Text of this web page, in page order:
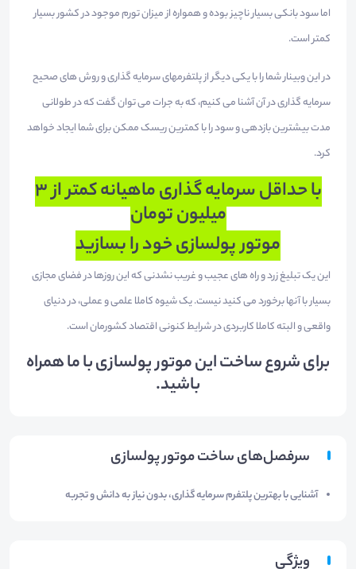
اما سود بانکی بسیار ناچیز بوده و همواره از میزان تورم موجود در کشور بسیار
کمتر است.
در این وبینار شما را با یکی دیگر از پلتفرمهای سرمایه گذاری و روش های صحیح
سرمایه گذاری در آن آشنا می کنیم، که به جرات می توان گفت که در طولانی
مدت بیشترین بازدهی و سود را با کمترین ریسک ممکن برای شما ایجاد خواهد
کرد.
با حداقل سرمایه گذاری ماهیانه کمتر از 3
میلیون تومان
موتور پولسازی خود را بسازید
این یک تبلیغ زرد و راه های عجیب و غریب نشدنی که این روزها در فضای مجازی
بسیار با آنها برخورد می کنید نیست. یک شیوه کاملا علمی و عملی، در دنیای
واقعی و البته کاملا کاربردی در شرایط کنونی اقتصاد کشورمان است.
برای شروع ساخت این موتور پولسازی با ما همراه
باشید.
سرفصل‌های ساخت موتور پولسازی
آشنایی با بهترین پلتفرم سرمایه گذاری، بدون نیاز به دانش و تجربه
ویژگی